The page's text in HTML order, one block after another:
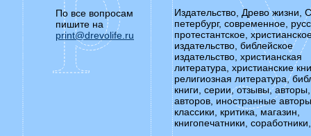
По все вопросам
пишите на
print@drevolife.ru
Издательство, Древо жизни,
петербург, современное,
протестантское,
издательство, библейское
издательство, христианская
литература, христианские
религиозная литература,
книги, серии, отзывы,
авторов, иностранные
классики, критика, магазин,
книгопечатники,